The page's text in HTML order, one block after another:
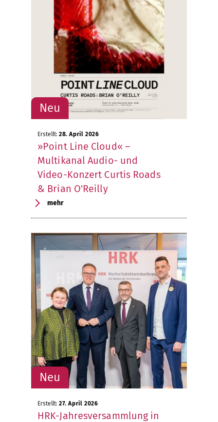
Erstellt: 28. April 2026
»Point Line Cloud« –
Multikanal Audio- und
Video-Konzert Curtis Roads
& Brian O'Reilly
mehr
Erstellt: 27. April 2026
HRK-Jahresversammlung in